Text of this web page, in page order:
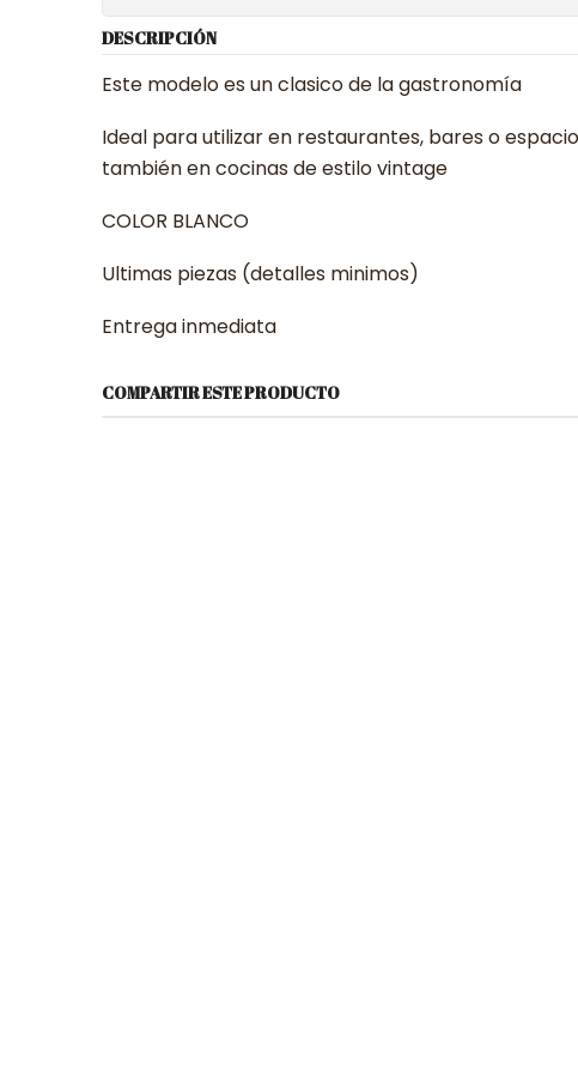
DESCRIPCIÓN
Este modelo es un clasico de la gastronomía
Ideal para utilizar en restaurantes, bares o
también en cocinas de estilo vintage
COLOR BLANCO
Ultimas piezas (detalles minimos)
Entrega inmediata
COMPARTIR ESTE PRODUCTO